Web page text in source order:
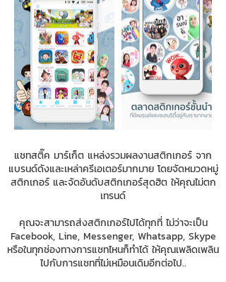
แชทสติ๊ค มาร์เก็ต แหล่งรวมผลงานสติกเกอร์ จาก
แบรนด์ดังและเหล่าครีเอเตอร์มากมาย โดยจัดหมวดหมู่
สติกเกอร์ และจัดอันดับสติกเกอร์สุดฮิต ให้คุณไม่ตก
เทรนด์
คุณจะสามารถส่งสติกเกอร์ไปได้ทุกที่ ไม่ว่าจะเป็น
Facebook, Line, Messenger, Whatsapp, Skype
หรือในทุกช่องทางการแชทไหนก็ทำได้ ให้คุณเพลิดเพลิน
ไปกับการแชทที่ไม่เหมือนเดิมอีกต่อไป..